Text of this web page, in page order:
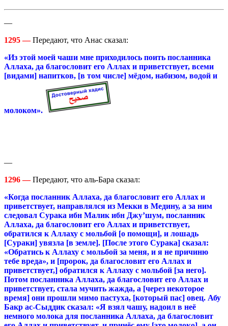
—
1295 —Передают, что Анас сказал:
«Из этой моей чаши мне приходилось поить посланника
Аллаха, да благословит его Аллах и приветствует, всеми
[видами] напитков, [в том числе] мёдом, набизом, водой и
молоком».
—
1296 —Передают, что аль-Бара сказал:
«Когда посланник Аллаха, да благословит его Аллах и
приветствует, направлялся из Мекки в Медину, а за ним
следовал Сурака ибн Малик ибн Джу’шум, посланник
Аллаха, да благословит его Аллах и приветствует,
обратился к Аллаху с мольбой [о помощи], и лошадь
[Сураки] увязла [в земле]. [После этого Сурака] сказал:
«Обратись к Аллаху с мольбой за меня, и я не причиню
тебе вреда», и [пророк, да благословит его Аллах и
приветствует,] обратился к Аллаху с мольбой [за него].
Потом посланника Аллаха, да благословит его Аллах и
приветствует, стала мучить жажда, а [через некоторое
время] они прошли мимо пастуха, [который пас] овец. Абу
Бакр ас-Сыддик сказал: «Я взял чашу, надоил в неё
немного молока для посланника Аллаха, да благословит